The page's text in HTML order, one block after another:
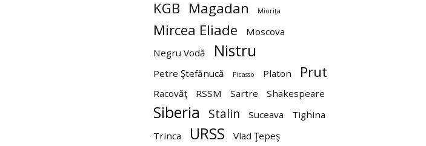
KGB Magadan Mioriţa
Mircea Eliade
Moscova
Negru Vodă
Nistru
Petre Ştefănucă Picasso Platon Prut
Racovăţ RSSM Sartre Shakespeare
Siberia Stalin Suceava
Tighina
Trinca
URSS Vlad Ţepeş